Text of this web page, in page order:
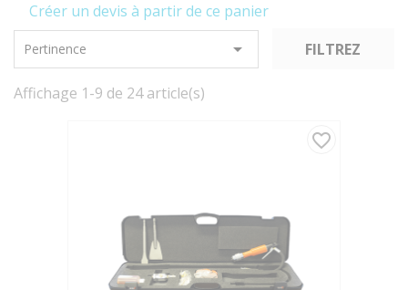
Créer un devis à partir de ce panier
Pertinence  FILTREZ
Affichage 1-9 de 24 article(s)
favorite_border